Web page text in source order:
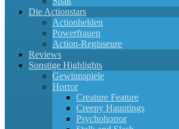
Die Actionstars
Actionhelden
Powerfrauen
Action-Regisseure
Reviews
Sonstige Highlights
Gewinnspiele
Horror
Creature Feature
Creepy Hauntings
Psychohorror